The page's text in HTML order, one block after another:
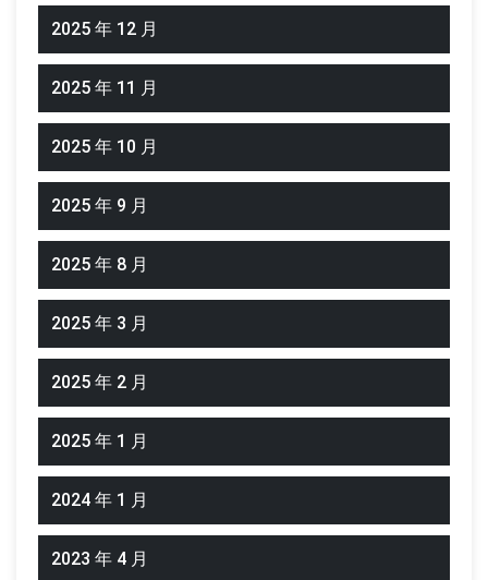
2025 年 12 月
2025 年 11 月
2025 年 10 月
2025 年 9 月
2025 年 8 月
2025 年 3 月
2025 年 2 月
2025 年 1 月
2024 年 1 月
2023 年 4 月